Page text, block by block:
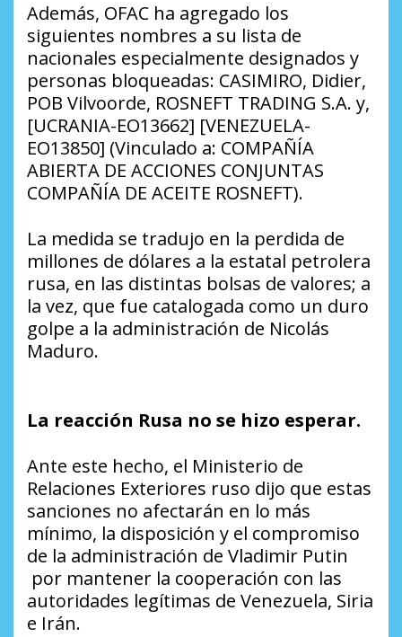
Además, OFAC ha agregado los
siguientes nombres a su lista de
nacionales especialmente designados y
personas bloqueadas: CASIMIRO, Didier,
POB Vilvoorde, ROSNEFT TRADING S.A. y,
[UCRANIA-EO13662] [VENEZUELA-
EO13850] (Vinculado a: COMPAÑÍA
ABIERTA DE ACCIONES CONJUNTAS
COMPAÑÍA DE ACEITE ROSNEFT).
La medida se tradujo en la perdida de
millones de dólares a la estatal petrolera
rusa, en las distintas bolsas de valores; a
la vez, que fue catalogada como un duro
golpe a la administración de Nicolás
Maduro.
La reacción Rusa no se hizo esperar.
Ante este hecho, el Ministerio de
Relaciones Exteriores ruso dijo que estas
sanciones no afectarán en lo más
mínimo, la disposición y el compromiso
de la administración de Vladimir Putin
por mantener la cooperación con las
autoridades legítimas de Venezuela, Siria
e Irán.